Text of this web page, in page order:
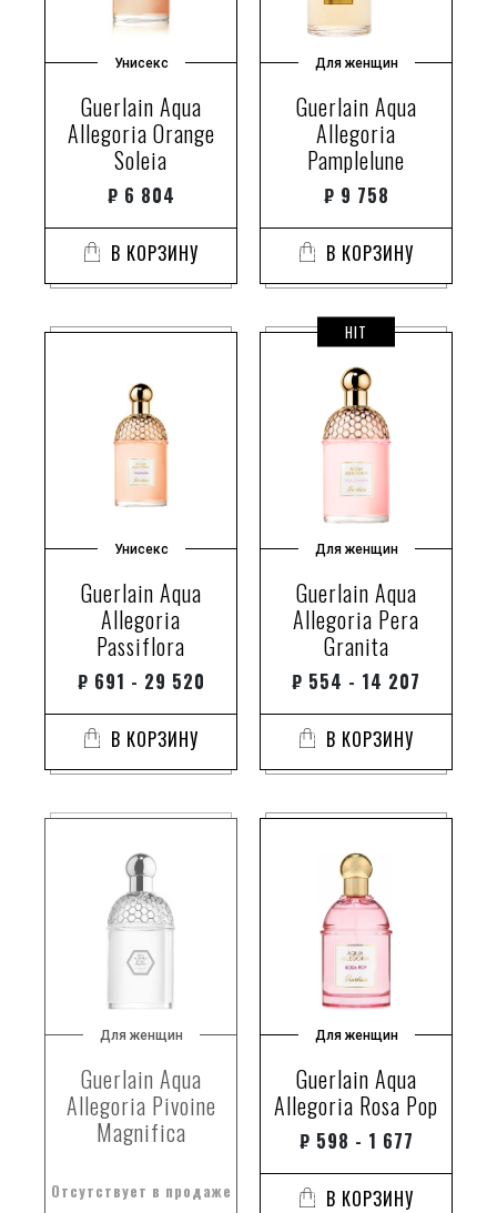
Унисекс
Guerlain Aqua
Allegoria Orange
Soleia
₽ 6 804
В КОРЗИНУ
Для женщин
Guerlain Aqua
Allegoria
Pamplelune
₽ 9 758
В КОРЗИНУ
Унисекс
Guerlain Aqua
Allegoria
Passiflora
₽ 691 - 29 520
В КОРЗИНУ
HIT
Для женщин
Guerlain Aqua
Allegoria Pera
Granita
₽ 554 - 14 207
В КОРЗИНУ
Для женщин
Guerlain Aqua
Allegoria Pivoine
Magnifica
Отсутствует в продаже
Для женщин
Guerlain Aqua
Allegoria Rosa Pop
₽ 598 - 1 677
В КОРЗИНУ